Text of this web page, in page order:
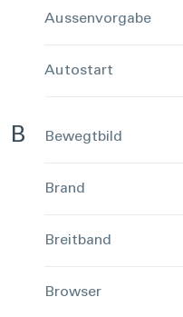
Aussenvorgabe
Autostart
B Bewegtbild
Brand
Breitband
Browser